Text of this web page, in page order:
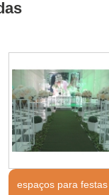
espaços para